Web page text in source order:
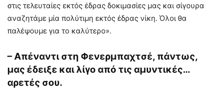
στις τελευταίες εκτός έδρας δοκιμασίες μας και σίγουρα
αναζητάμε μία πολύτιμη εκτός έδρας νίκη. Όλοι θα
παλέψουμε για το καλύτερο».
– Απέναντι στη Φενερμπαχτσέ, πάντως,
μας έδειξε και λίγο από τις αμυντικές…
αρετές σου.